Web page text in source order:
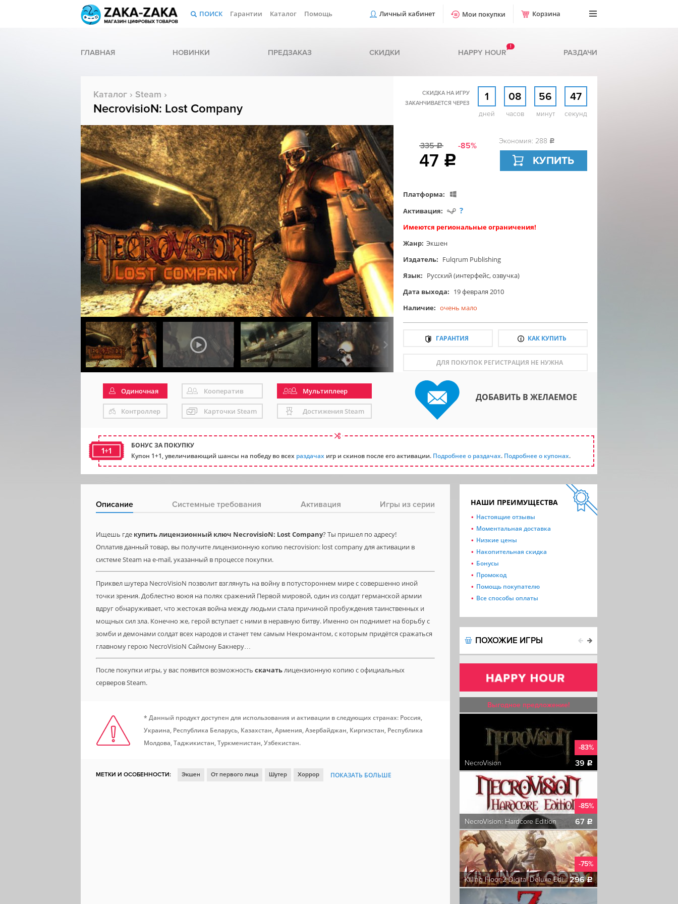
ПОИСК Гарантии Каталог Помощь Личный кабинет Мои покупки Корзина
ГЛАВНАЯ НОВИНКИ ПРЕДЗАКАЗ СКИДКИ HAPPY HOUR
!
РАЗДАЧИ
Каталог › Steam ›
NecrovisioN: Lost Company
СКИДКА НА ИГРУ
ЗАКАНЧИВАЕТСЯ ЧЕРЕЗ
1
дней
08
часов
56
минут
46
секунд
335c -85%
47 c
Экономия: 288 c
КУПИТЬ
Платформа:
Активация:
?
Имеются региональные ограничения!
Жанр: Экшен
Издатель: Fulqrum Publishing
Язык: Русский (интерфейс, озвучка)
Дата выхода: 19 февраля 2010
Наличие: очень мало
ГАРАНТИЯ КАК КУПИТЬ
ДЛЯ ПОКУПОК РЕГИСТРАЦИЯ НЕ НУЖНА
Одиночная Кооператив Мультиплеер
Контроллер Карточки Steam Достижения Steam
ДОБАВИТЬ В ЖЕЛАЕМОЕ
1+1
БОНУС ЗА ПОКУПКУ
Купон 1+1, увеличивающий шансы на победу во всех раздачах игр и скинов после его активации. Подробнее о раздачах. Подробнее о купонах.
Описание Системные требования Активация Игры из серии
Ищешь где купить лицензионный ключ NecrovisioN: Lost Company? Ты пришел по адресу!
Оплатив данный товар, вы получите лицензионную копию necrovision: lost company для активации в
системе Steam на e-mail, указанный в процессе покупки.
Приквел шутера NecroVisioN позволит взглянуть на войну в потустороннем мире с совершенно иной
точки зрения. Доблестно воюя на полях сражений Первой мировой, один из солдат германской армии
вдруг обнаруживает, что жестокая война между людьми стала причиной пробуждения таинственных и
мощных сил зла. Конечно же, герой вступает с ними в неравную битву. Именно он поднимет на борьбу с
зомби и демонами солдат всех народов и станет тем самым Некромантом, с которым придётся сражаться
главному герою NecroVisioN Саймону Бакнеру…
После покупки игры, у вас появится возможность скачатьлицензионную копию с официальных
серверов Steam.
* Данный продукт доступен для использования и активации в следующих странах: Россия,
Украина, Республика Беларусь, Казахстан, Армения, Азербайджан, Киргизстан, Республика
Молдова, Таджикистан, Туркменистан, Узбекистан.
МЕТКИ И ОСОБЕННОСТИ: Экшен От первого лица Шутер Хоррор ПОКАЗАТЬ БОЛЬШЕ
НАШИ ПРЕИМУЩЕСТВА
Настоящие отзывы
Моментальная доставка
Низкие цены
Накопительная скидка
Бонусы
Промокод
Помощь покупателю
Все способы оплаты
ПОХОЖИЕ ИГРЫ
Выгодное предложение!
-83%
NecroVision
39 c
-85%
NecroVision: Hardcore Edition
67 c
-75%
Killing Floor 2 Digital Deluxe Edition 296c